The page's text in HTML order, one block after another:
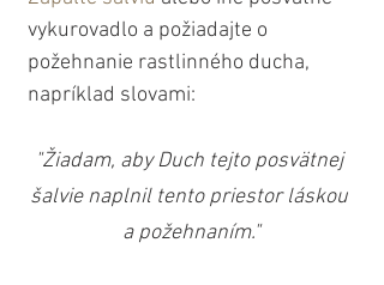
vykurovadlo a požiadajte o
požehnanie rastlinného ducha,
napríklad slovami:
"Žiadam, aby Duch tejto posvätnej
šalvie naplnil tento priestor láskou
a požehnaním."